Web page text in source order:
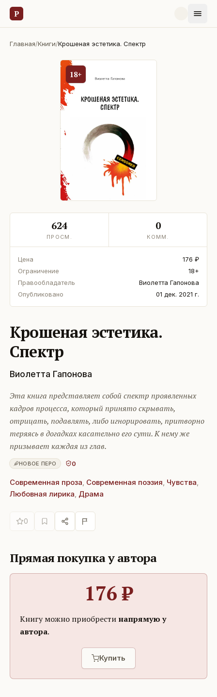
Р
Главная/Книги/Крошеная эстетика. Спектр
18+
624
ПРОСМ.
0
КОММ.
Цена
176 ₽
Ограничение
18+
Правообладатель
Виолетта Гапонова
Опубликовано
01 дек. 2021 г.
Крошеная эстетика.
Спектр
Виолетта Гапонова
Эта книга представляет собой спектр проявленных
кадров процесса, который принято скрывать,
отрицать, подавлять, либо игнорировать, притворно
теряясь в догадках касательно его сути. К нему же
призывает каждая из глав.
НОВОЕ ПЕРО 0
Современная проза Современная поэзия Чувства
Любовная лирика Драма
0
Прямая покупка у автора
176₽
Книгу можно приобрести напрямую у
автора.
Купить